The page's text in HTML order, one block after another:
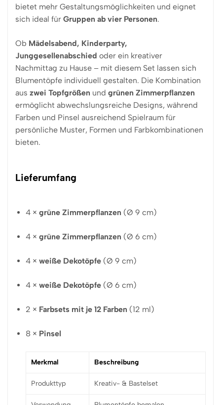
bietet mehr Gestaltungsmöglichkeiten und eignet
sich ideal für Gruppen ab vier Personen.
Ob Mädelsabend, Kinderparty,
Junggesellenabschied oder ein kreativer
Nachmittag zu Hause – mit diesem Set lassen sich
Blumentöpfe individuell gestalten. Die Kombination
aus zwei Topfgrößen und grünen Zimmerpflanzen
ermöglicht abwechslungsreiche Designs, während
Farben und Pinsel ausreichend Spielraum für
persönliche Muster, Formen und Farbkombinationen
bieten.
Lieferumfang
4 × grüne Zimmerpflanzen (Ø 9 cm)
4 × grüne Zimmerpflanzen (Ø 6 cm)
4 × weiße Dekotöpfe(Ø 9 cm)
4 × weiße Dekotöpfe(Ø 6 cm)
2 × Farbsets mit je 12 Farben (12 ml)
8 × Pinsel
Merkmal Beschreibung
Produkttyp Kreativ- & Bastelset